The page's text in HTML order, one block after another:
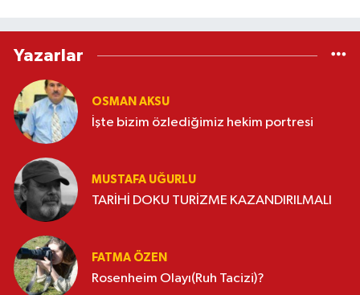
Yazarlar
OSMAN AKSU
İşte bizim özlediğimiz hekim portresi
MUSTAFA UĞURLU
TARİHİ DOKU TURİZME KAZANDIRILMALI
FATMA ÖZEN
Rosenheim Olayı(Ruh Tacizi)?